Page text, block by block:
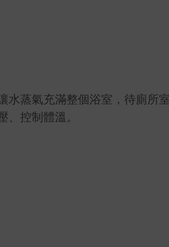
水蒸氣充滿整個浴室，待廁所
、控制體溫。